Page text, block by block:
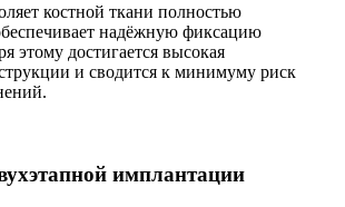
костной ткани полностью
надёжную фиксацию
этому достигается высокая
и сводится к минимуму риск
имплантации